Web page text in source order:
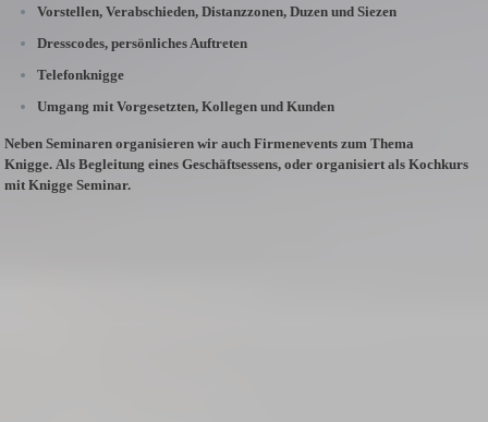
Vorstellen, Verabschieden, Distanzzonen, Duzen und Siezen
Dresscodes, persönliches Auftreten
Telefonknigge
Umgang mit Vorgesetzten, Kollegen und Kunden
Neben Seminaren organisieren wir auch Firmenevents zum Thema
Knigge. Als Begleitung eines Geschäftsessens, oder organisiert als Kochkurs
mit Knigge Seminar.